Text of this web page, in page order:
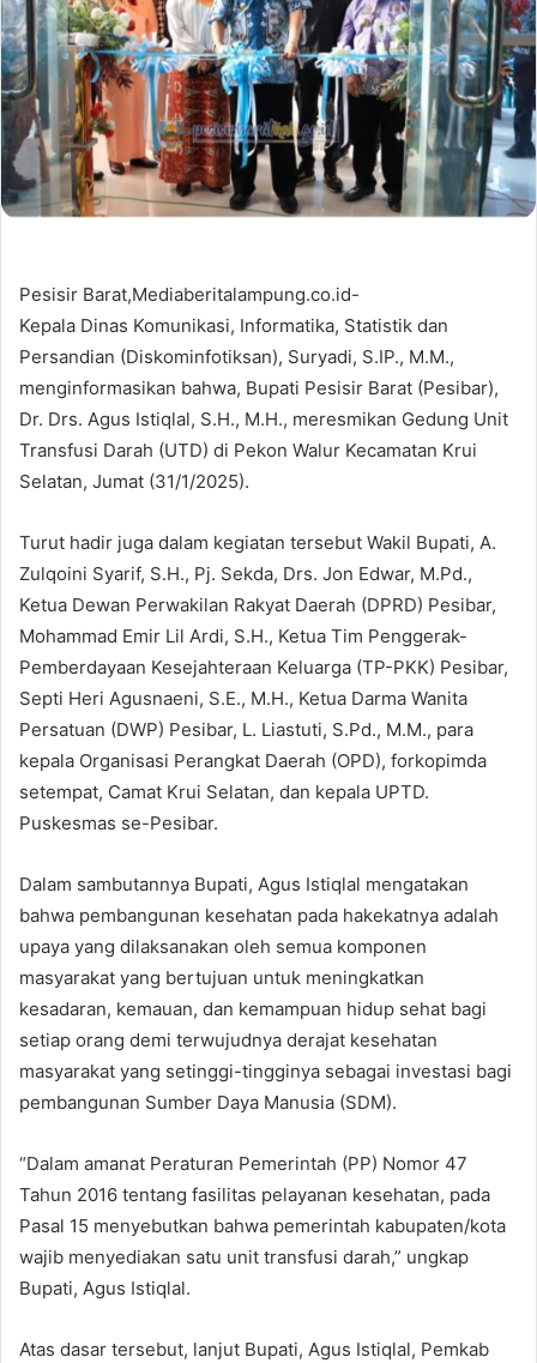
Pesisir Barat,Mediaberitalampung.co.id-
Kepala Dinas Komunikasi, Informatika, Statistik dan
Persandian (Diskominfotiksan), Suryadi, S.IP., M.M.,
menginformasikan bahwa, Bupati Pesisir Barat (Pesibar),
Dr. Drs. Agus Istiqlal, S.H., M.H., meresmikan Gedung Unit
Transfusi Darah (UTD) di Pekon Walur Kecamatan Krui
Selatan, Jumat (31/1/2025).
Turut hadir juga dalam kegiatan tersebut Wakil Bupati, A.
Zulqoini Syarif, S.H., Pj. Sekda, Drs. Jon Edwar, M.Pd.,
Ketua Dewan Perwakilan Rakyat Daerah (DPRD) Pesibar,
Mohammad Emir Lil Ardi, S.H., Ketua Tim Penggerak-
Pemberdayaan Kesejahteraan Keluarga (TP-PKK) Pesibar,
Septi Heri Agusnaeni, S.E., M.H., Ketua Darma Wanita
Persatuan (DWP) Pesibar, L. Liastuti, S.Pd., M.M., para
kepala Organisasi Perangkat Daerah (OPD), forkopimda
setempat, Camat Krui Selatan, dan kepala UPTD.
Puskesmas se-Pesibar.
Dalam sambutannya Bupati, Agus Istiqlal mengatakan
bahwa pembangunan kesehatan pada hakekatnya adalah
upaya yang dilaksanakan oleh semua komponen
masyarakat yang bertujuan untuk meningkatkan
kesadaran, kemauan, dan kemampuan hidup sehat bagi
setiap orang demi terwujudnya derajat kesehatan
masyarakat yang setinggi-tingginya sebagai investasi bagi
pembangunan Sumber Daya Manusia (SDM).
“Dalam amanat Peraturan Pemerintah (PP) Nomor 47
Tahun 2016 tentang fasilitas pelayanan kesehatan, pada
Pasal 15 menyebutkan bahwa pemerintah kabupaten/kota
wajib menyediakan satu unit transfusi darah,” ungkap
Bupati, Agus Istiqlal.
Atas dasar tersebut, lanjut Bupati, Agus Istiqlal, Pemkab